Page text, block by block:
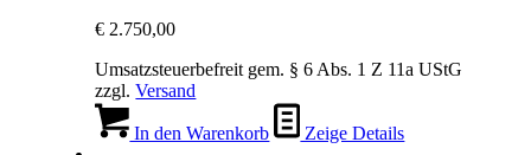
€ 2.750,00
Umsatzsteuerbefreit gem. § 6 Abs. 1 Z 11a UStG
zzgl.Versand
In den Warenkorb Zeige Details